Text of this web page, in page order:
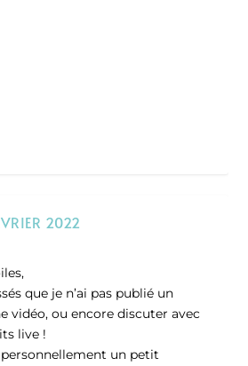
2022
que je n’ai pas publié un
vidéo, ou encore discuter avec
live !
personnellement un petit